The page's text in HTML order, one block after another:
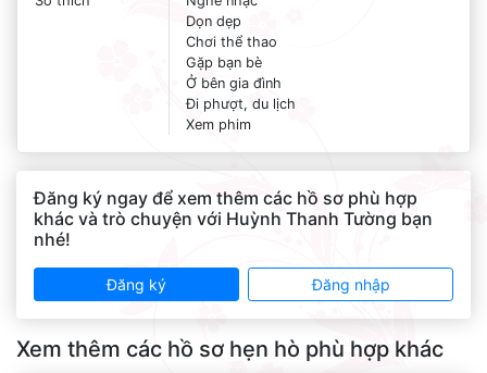
Dọn dẹp
Chơi thể thao
Gặp bạn bè
Ở bên gia đình
Đi phượt, du lịch
Xem phim
Đăng ký ngay để xem thêm các hồ sơ phù hợp
khác và trò chuyện với Huỳnh Thanh Tường bạn
nhé!
Đăng ký Đăng nhập
Xem thêm các hồ sơ hẹn hò phù hợp khác